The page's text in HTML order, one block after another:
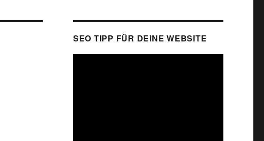
SEO TIPP FÜR DEINE WEBSITE